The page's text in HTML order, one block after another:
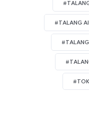
#TALANG
#TALANG